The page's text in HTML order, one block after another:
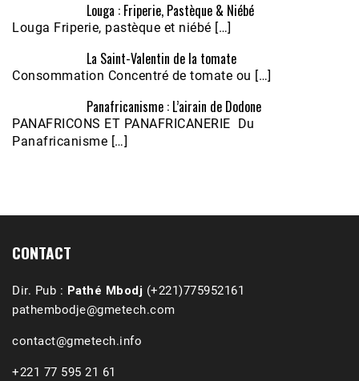
Écoutez le parcours de Claudiane Kapia
Nobana (Podologue)
Feb 24, 2021 • 28mn
Louga : Friperie, Pastèque & Niébé
Louga Friperie, pastèque et niébé […]
La Saint-Valentin de la tomate
Consommation Concentré de tomate ou […]
Panafricanisme : L’airain de Dodone
PANAFRICONS ET PANAFRICANERIE Du
Panafricanisme […]
CONTACT
Dir. Pub : Pathé Mbodj (+221)775952161
pathembodje@gmetech.com
contact@gmetech.info
+221 77 595 21 61